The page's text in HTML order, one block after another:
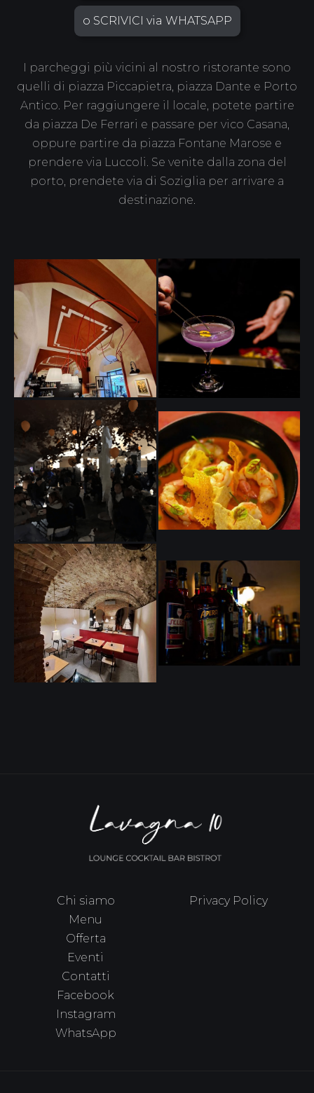
o SCRIVICI via WHATSAPP
I parcheggi più vicini al nostro ristorante sono
quelli di piazza Piccapietra, piazza Dante e Porto
Antico. Per raggiungere il locale, potete partire
da piazza De Ferrari e passare per vico Casana,
oppure partire da piazza Fontane Marose e
prendere via Luccoli. Se venite dalla zona del
porto, prendete via di Soziglia per arrivare a
destinazione.
Chi siamo
Menu
Offerta
Eventi
Contatti
Privacy Policy
Facebook
Instagram
WhatsApp